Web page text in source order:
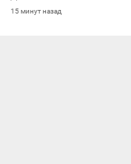
15 минут назад